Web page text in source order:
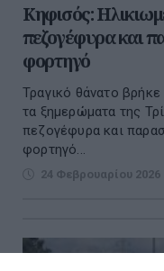
Κηφισός:
πεζογέφυρα και
φορτηγό
Τραγικό θάνατο
τα ξημερώματα της
πεζογέφυρα και
φορτηγό...
24 Φεβρουαρίου 2026